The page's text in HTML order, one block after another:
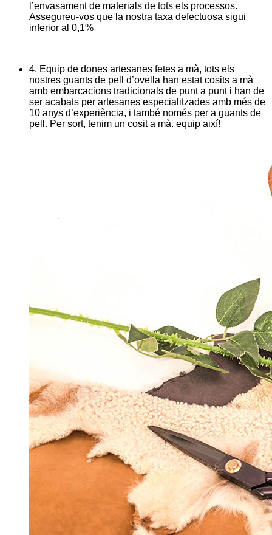
l’envasament de materials de tots els processos.
Assegureu-vos que la nostra taxa defectuosa sigui
inferior al 0,1%
4. Equip de dones artesanes fetes a mà, tots els
nostres guants de pell d’ovella han estat cosits a mà
amb embarcacions tradicionals de punt a punt i han de
ser acabats per artesanes especialitzades amb més de
10 anys d’experiència, i també només per a guants de
pell. Per sort, tenim un cosit a mà. equip així!